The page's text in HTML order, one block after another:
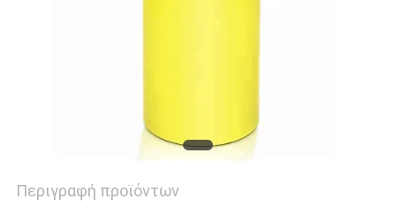
Περιγραφή προϊόντων